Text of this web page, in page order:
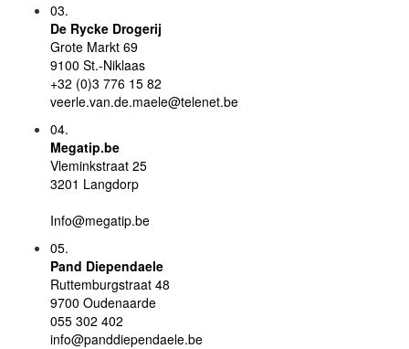
03.
De Rycke Drogerij
Grote Markt 69
9100 St.-Niklaas
+32 (0)3 776 15 82
veerle.van.de.maele@telenet.be
04.
Megatip.be
Vleminkstraat 25
3201 Langdorp
Info@megatip.be
05.
Pand Diependaele
Ruttemburgstraat 48
9700 Oudenaarde
055 302 402
info@panddiependaele.be